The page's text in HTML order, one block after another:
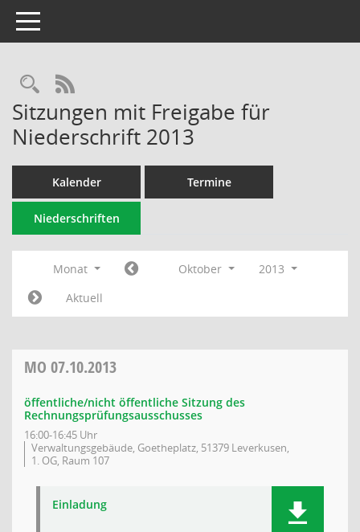
Toggle navigation
Rechercheauswahl
RSS-Feed
Sitzungen mit Freigabe für
Niederschrift 2013
Kalender Termine
Niederschriften
Monat Oktober
2013
Aktuell
MO 07.10.2013
öffentliche/nicht öffentliche Sitzung des
Rechnungsprüfungsausschusses
16:00-16:45 Uhr
Verwaltungsgebäude, Goetheplatz, 51379 Leverkusen,
1. OG, Raum 107
Einladung